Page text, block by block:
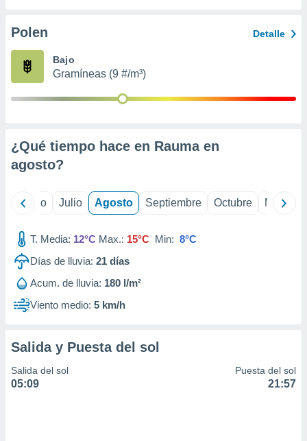
e
mediante
de
1199
Polen Detalle
Bajo
Gramíneas (9 #/m³)
¿Qué tiempo hace en Rauma en
agosto?
Junio Julio Agosto Septiembre Octubre
T. Media: 12°C Max.: 15°C Min: 8°C
Días de lluvia: 21 días
Acum. de lluvia: 180 l/m²
Viento medio: 5 km/h
Salida y Puesta del sol
Salida del sol
05:09
Puesta del sol
21:57